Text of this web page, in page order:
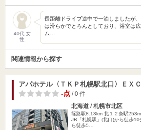
40代 女
性
長距離ドライブ途中で一泊しましたが
は滑らかでとろんとしており、浴室は
ム…
関連情報から探す
アパホテル〈ＴＫＰ札幌駅北口〉ＥＸ
-点/ 0 件
北海道 / 札幌市北区
篠路駅8.13km 北１２条駅253m
JR「札幌駅」(北口)から徒歩
ら徒歩5…